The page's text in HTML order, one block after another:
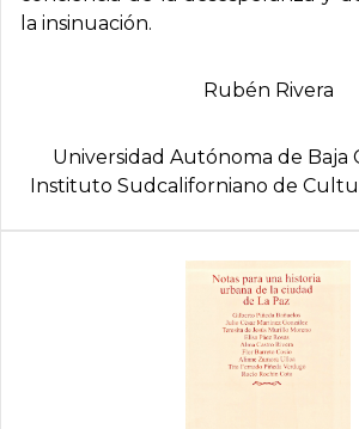
la insinuación.
Rubén Rivera
Universidad Autónoma de Baja
Instituto Sudcaliforniano de